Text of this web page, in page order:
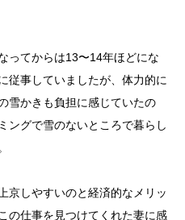
ってからは13〜14年ほどにな
従事していましたが、体力的に
雪かきも負担に感じていたの
ングで雪のないところで暮らし
京しやすいのと経済的なメリッ
の仕事を見つけてくれた妻に感